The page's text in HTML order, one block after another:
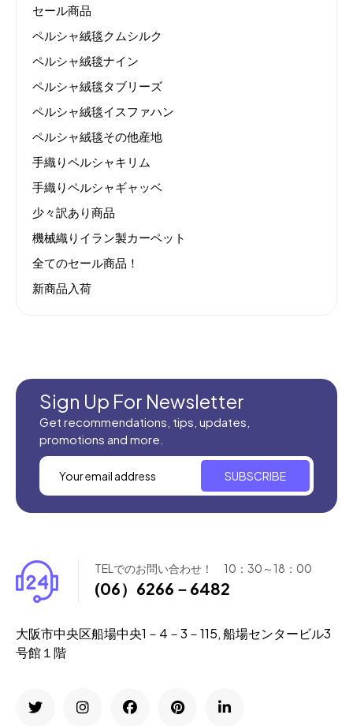
セール商品
ペルシャ絨毯クムシルク
ペルシャ絨毯ナイン
ペルシャ絨毯タブリーズ
ペルシャ絨毯イスファハン
ペルシャ絨毯その他産地
手織りペルシャキリム
手織りペルシャギャッベ
少々訳あり商品
機械織りイラン製カーペット
全てのセール商品！
新商品入荷
Sign Up For Newsletter
Get recommendations, tips, updates,
promotions and more.
SUBSCRIBE
TELでのお問い合わせ！ 10：30～18：00
(06）6266－6482
大阪市中央区船場中央1－4－3－115, 船場センタービル3
号館１階